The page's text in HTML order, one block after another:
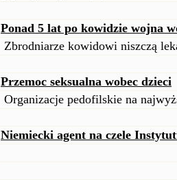
Ponad 5 lat po kowidzie wojna
Zbrodniarze kowidowi niszczą
Przemoc seksualna wobec dzieci
Organizacje pedofilskie na
Niemiecki agent na czele